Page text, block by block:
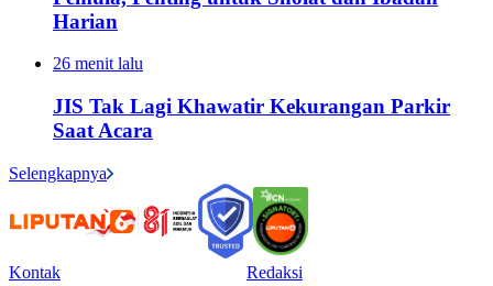
Harian
26 menit lalu
JIS Tak Lagi Khawatir Kekurangan Parkir
Saat Acara
Selengkapnya
Kontak
Redaksi